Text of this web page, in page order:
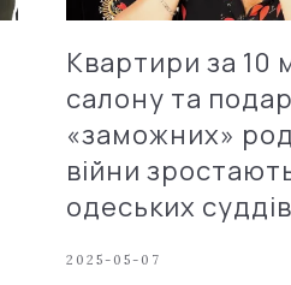
Квартири за 10
салону та
«заможних»
війни
одеських суддів
2025-05-07